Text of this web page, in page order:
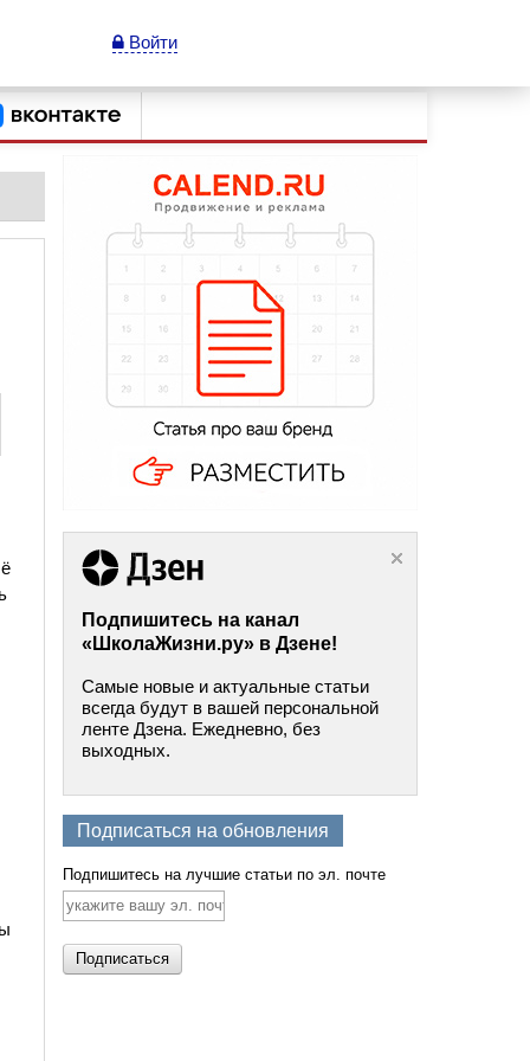
Войти
Подпишитесь на канал
«ШколаЖизни.ру» в Дзене!
Самые новые и актуальные статьи
всегда будут в вашей персональной
ленте Дзена. Ежедневно, без
выходных.
Подписаться на обновления
Подпишитесь на лучшие статьи по эл. почте